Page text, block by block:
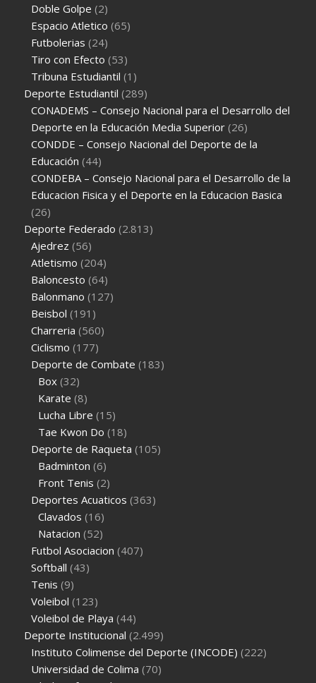
Doble Golpe (2)
Espacio Atletico (65)
Futbolerias (24)
Tiro con Efecto (53)
Tribuna Estudiantil (1)
Deporte Estudiantil (289)
CONADEMS – Consejo Nacional para el Desarrollo del
Deporte en la Educación Media Superior (26)
CONDDE – Consejo Nacional del Deporte de la
Educación (44)
CONDEBA – Consejo Nacional para el Desarrollo de la
Educacion Fisica y el Deporte en la Educacion Basica
(26)
Deporte Federado (2.813)
Ajedrez (56)
Atletismo (204)
Baloncesto (64)
Balonmano (127)
Beisbol (191)
Charreria (560)
Ciclismo (177)
Deporte de Combate (183)
Box (32)
Karate (8)
Lucha Libre (15)
Tae Kwon Do (18)
Deporte de Raqueta (105)
Badminton (6)
Front Tenis (2)
Deportes Acuaticos (363)
Clavados (16)
Natacion (52)
Futbol Asociacion (407)
Softball (43)
Tenis (9)
Voleibol (123)
Voleibol de Playa (44)
Deporte Institucional (2.499)
Instituto Colimense del Deporte (INCODE) (222)
Universidad de Colima (70)